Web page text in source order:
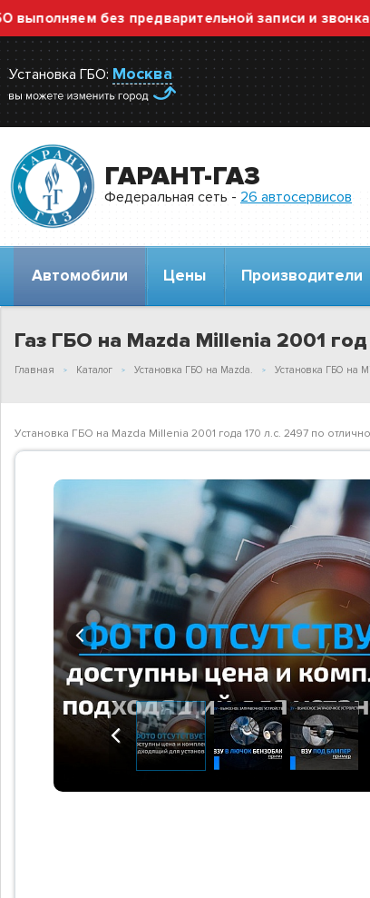
без предварительной записи и звонка —
Установка ГБО: Москва
ГАРАНТ-ГАЗ
Федеральная сеть - 26 автосервисов
Автомобили Цены Производители
Газ ГБО на Mazda Millenia 2001
Главная Каталог Установка ГБО на Mazda. Установка ГБО на
Установка ГБО на Mazda Millenia 2001 года 170 л.с. 2497 по
Previous
Previous